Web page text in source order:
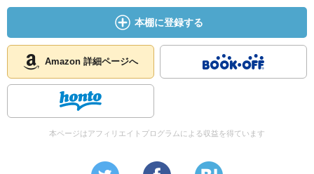
本棚に登録する
Amazon 詳細ページへ
本ページはアフィリエイトプログラムによる収益を得ています